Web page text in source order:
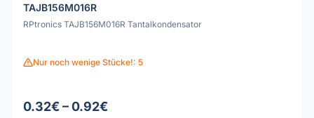
TAJB156M016R
RPtronics TAJB156M016R Tantalkondensator
Nur noch wenige Stücke!: 5
0.32€ – 0.92€